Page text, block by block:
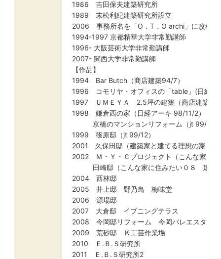
1986 吉田保夫建築研究所
1989 末松利紀建築研究所設立
2006 事務所名を「O．T．O archi」に改称
1994-1997 京都精華大学非常勤講師
1996- 大阪芸術大学非常勤講師
2007- 関西大学非常勤講師
【作品】
1994 Bar Butch（商店建築94/7）
1996 コモリヤ・オフィスの「table」(日経ア
1997 ＵＭＥＹＡ 2.5坪の建築（商店建築
1998 鎌倉西の家（日経アーキ 98/11/2）
京橋のマンションリフォーム（jt 99/5 特
1999 篠原邸（jt 99/12）
2001 久保田邸（建築家と建てる理想の家）
2002 Ｍ・Ｙ・Ｃプロジェクト（こんな家に住
田崎邸（こんな家に住みたい０８ 建築
2004 西林邸
2005 井上邸 野乃鳥 梅味堂
2006 源場邸
2007 大倉邸 イブニングテラス
2008 今岡邸リフォーム 今岡バレエスタジオ
2009 荒砂邸 Ｋ工芸作業場
2010 Ｅ.Ｂ.Ｓ研究所
2011 Ｅ.Ｂ.Ｓ研究所2